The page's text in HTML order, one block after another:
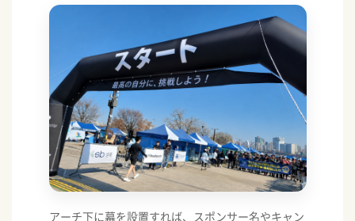
アーチ下に幕を設置すれば、スポンサー名やキャン